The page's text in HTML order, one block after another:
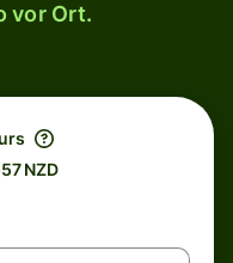
vor Ort.
NZD